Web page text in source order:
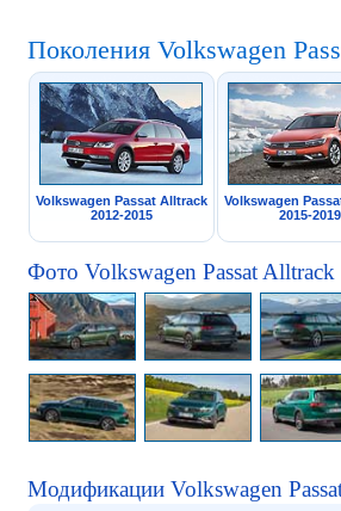
Поколения Volkswagen
Volkswagen Passat Alltrack
2012-2015
Volkswagen
2015-2019
Фото Volkswagen Passat Alltrack
Модификации Volkswagen